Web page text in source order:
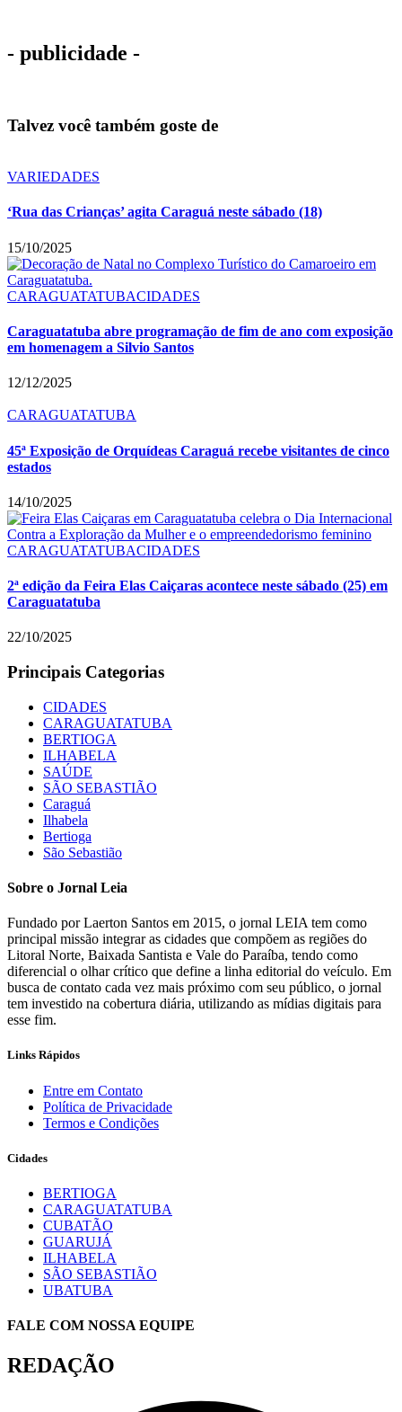
- publicidade -
Talvez você também goste de
VARIEDADES
‘Rua das Crianças’ agita Caraguá neste sábado (18)
15/10/2025
CARAGUATATUBACIDADES
Caraguatatuba abre programação de fim de ano com exposição
em homenagem a Silvio Santos
12/12/2025
CARAGUATATUBA
45ª Exposição de Orquídeas Caraguá recebe visitantes de cinco
estados
14/10/2025
CARAGUATATUBACIDADES
2ª edição da Feira Elas Caiçaras acontece neste sábado (25) em
Caraguatatuba
22/10/2025
Principais Categorias
CIDADES
CARAGUATATUBA
BERTIOGA
ILHABELA
SAÚDE
SÃO SEBASTIÃO
Caraguá
Ilhabela
Bertioga
São Sebastião
Sobre o Jornal Leia
Fundado por Laerton Santos em 2015, o jornal LEIA tem como
principal missão integrar as cidades que compõem as regiões do
Litoral Norte, Baixada Santista e Vale do Paraíba, tendo como
diferencial o olhar crítico que define a linha editorial do veículo. Em
busca de contato cada vez mais próximo com seu público, o jornal
tem investido na cobertura diária, utilizando as mídias digitais para
esse fim.
Links Rápidos
Entre em Contato
Política de Privacidade
Termos e Condições
Cidades
BERTIOGA
CARAGUATATUBA
CUBATÃO
GUARUJÁ
ILHABELA
SÃO SEBASTIÃO
UBATUBA
FALE COM NOSSA EQUIPE
REDAÇÃO